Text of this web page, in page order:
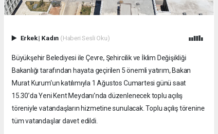
Erkek| Kadın (Haberi Sesli Oku)
Büyükşehir Belediyesi ile Çevre, Şehircilik ve İklim Değişikliği
Bakanlığı tarafından hayata geçirilen 5 önemli yatırım, Bakan
Murat Kurum’un katılımıyla 1 Ağustos Cumartesi günü saat
15.30’da Yeni Kent Meydanı’nda düzenlenecek toplu açılış
töreniyle vatandaşların hizmetine sunulacak. Toplu açılış törenine
tüm vatandaşlar davet edildi.